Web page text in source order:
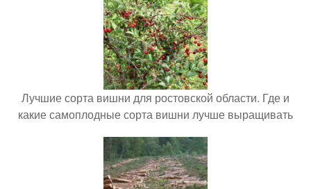
Лучшие сорта вишни для ростовской области. Где и
какие самоплодные сорта вишни лучше выращивать